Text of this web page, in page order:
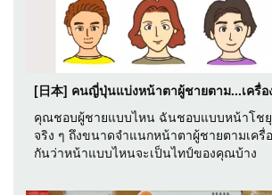
[日本] คนญี่ปุ่นแบ่งหน้าตาผู้ชายตาม...เครื่อ
คุณชอบผู้ชายแบบไหน ฉันชอบแบบหน้าโช
จริง ๆ ถึงขนาดจำแนกหน้าตาผู้ชายตามเครื่
กันว่าหน้าแบบไหนจะเป็นไทป์ของคุณบ้าง